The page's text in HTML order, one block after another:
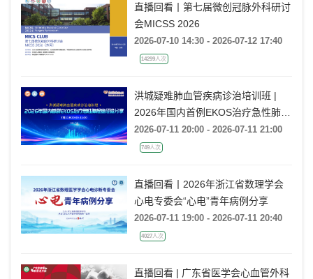
直播回看丨第七届微创冠脉外科研讨
会MICSS 2026
2026-07-10 14:30 - 2026-07-12 17:40
14299人次
洪城疑难肺血管疾病诊治培训班 |
2026年国内首例EKOS治疗急性肺栓
塞经验分享
2026-07-11 20:00 - 2026-07-11 21:00
749人次
直播回看丨2026年浙江省数理学会
心电专委会“心电”青年病例分享
2026-07-11 19:00 - 2026-07-11 20:40
4027人次
直播回看 | 广东省医学会心血管外科